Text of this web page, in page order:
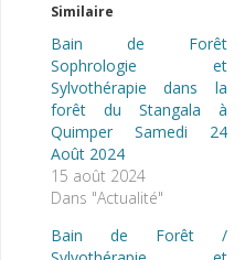
Similaire
Bain de Forêt
Sophrologie et
Sylvothérapie dans la
forêt du Stangala à
Quimper Samedi 24
Août 2024
15 août 2024
Dans "Actualité"
Bain de Forêt /